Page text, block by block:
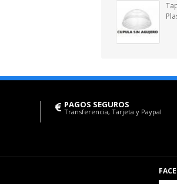
PAGOS SEGUROS
Transferencia, Tarjeta y Paypal